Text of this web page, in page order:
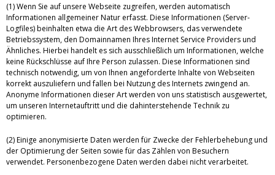
(1) Wenn Sie auf unsere Webseite zugreifen, werden automatisch
Informationen allgemeiner Natur erfasst. Diese Informationen (Server-
Logfiles) beinhalten etwa die Art des Webbrowsers, das verwendete
Betriebssystem, den Domainnamen Ihres Internet Service Providers und
Ähnliches. Hierbei handelt es sich ausschließlich um Informationen, welche
keine Rückschlüsse auf Ihre Person zulassen. Diese Informationen sind
technisch notwendig, um von Ihnen angeforderte Inhalte von Webseiten
korrekt auszuliefern und fallen bei Nutzung des Internets zwingend an.
Anonyme Informationen dieser Art werden von uns statistisch ausgewertet,
um unseren Internetauftritt und die dahinterstehende Technik zu
optimieren.
(2) Einige anonymisierte Daten werden für Zwecke der Fehlerbehebung und
der Optimierung der Seiten sowie für das Zählen von Besuchern
verwendet. Personenbezogene Daten werden dabei nicht verarbeitet.